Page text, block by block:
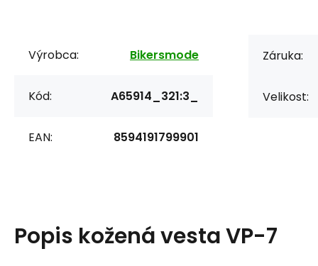
Výrobca: Bikersmode
Kód: A65914_321:3_
EAN: 8594191799901
Záruka:
Velikost:
Popis kožená vesta VP-7